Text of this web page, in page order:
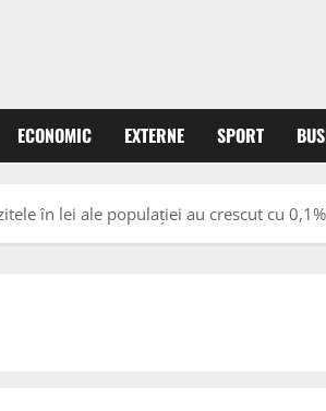
ECONOMIC EXTERNE SPORT
în lei ale populației au crescut cu